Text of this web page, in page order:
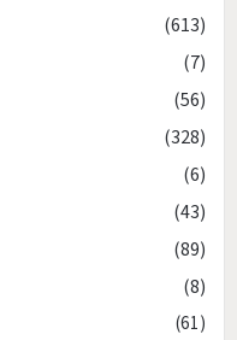
(613)
(7)
(56)
(328)
(6)
(43)
(89)
(8)
(61)